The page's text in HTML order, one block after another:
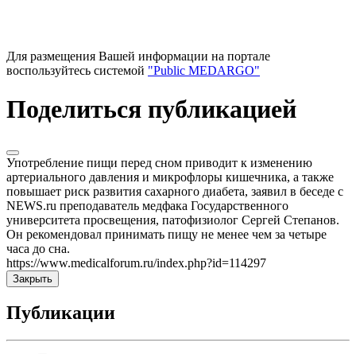
Для размещения Вашей информации на портале
воспользуйтесь системой "Public MEDARGO"
Поделиться публикацией
Употребление пищи перед сном приводит к изменению
артериального давления и микрофлоры кишечника, а также
повышает риск развития сахарного диабета, заявил в беседе с
NEWS.ru преподаватель медфака Государственного
университета просвещения, патофизиолог Сергей Степанов.
Он рекомендовал принимать пищу не менее чем за четыре
часа до сна.
https://www.medicalforum.ru/index.php?id=114297
Закрыть
Публикации